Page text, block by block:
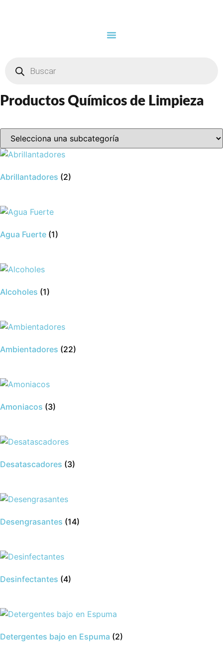
productos
Productos Químicos de Limpieza
Abrillantadores (2)
Agua Fuerte (1)
Alcoholes (1)
Ambientadores (22)
Amoniacos (3)
Desatascadores (3)
Desengrasantes (14)
Desinfectantes (4)
Detergentes bajo en Espuma (2)